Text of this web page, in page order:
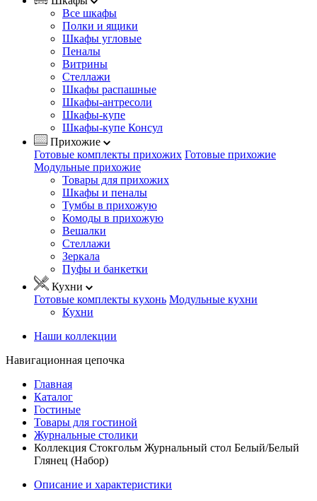
Все шкафы
Полки и ящики
Шкафы угловые
Пеналы
Витрины
Стеллажи
Шкафы распашные
Шкафы-антресоли
Шкафы-купе
Шкафы-купе Консул
Прихожие
Готовые комплекты прихожих Готовые прихожие
Модульные прихожие
Товары для прихожих
Шкафы и пеналы
Тумбы в прихожую
Комоды в прихожую
Вешалки
Стеллажи
Зеркала
Пуфы и банкетки
Кухни
Готовые комплекты кухонь Модульные кухни
Кухни
Наши коллекции
Навигационная цепочка
Главная
Каталог
Гостиные
Товары для гостиной
Журнальные столики
Коллекция Стокгольм Журнальный стол Белый/Белый
Глянец (Набор)
Описание и характеристики